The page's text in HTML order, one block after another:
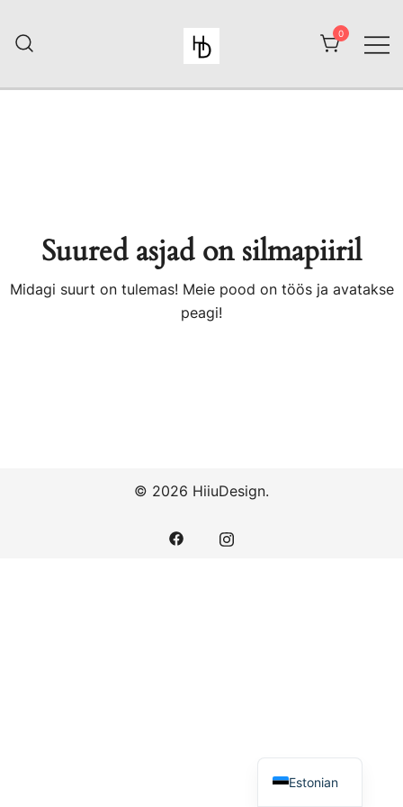
content
HiiuDesign
0
Suured asjad on silmapiiril
Midagi suurt on tulemas! Meie pood on töös ja avatakse
peagi!
© 2026 HiiuDesign.
Estonian